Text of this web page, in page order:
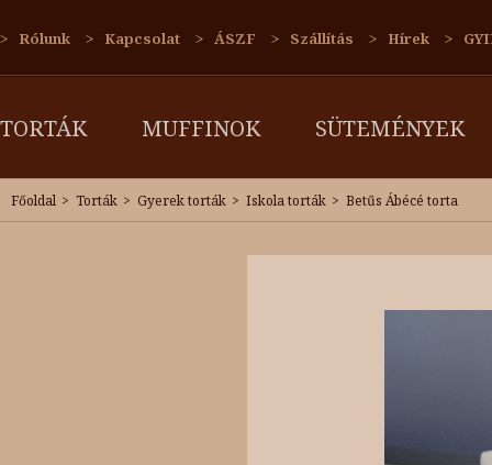
Rólunk Kapcsolat ÁSZF Szállítás Hírek
TORTÁK MUFFINOK SÜTEMÉNYEK
Főoldal Torták Gyerek torták Iskola torták Betűs Ábécé torta